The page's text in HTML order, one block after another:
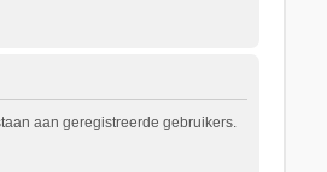
aan geregistreerde gebruikers.